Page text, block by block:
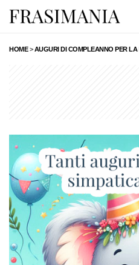
HOME>AUGURI DI COMPLEANNO PER